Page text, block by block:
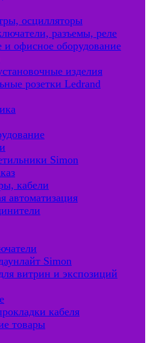
осцилляторы
разъемы, реле
офисное оборудование
изделия
розетки Ledrand
Simon
кабели
автоматизация
Simon
витрин и экспозиций
кабеля
товары